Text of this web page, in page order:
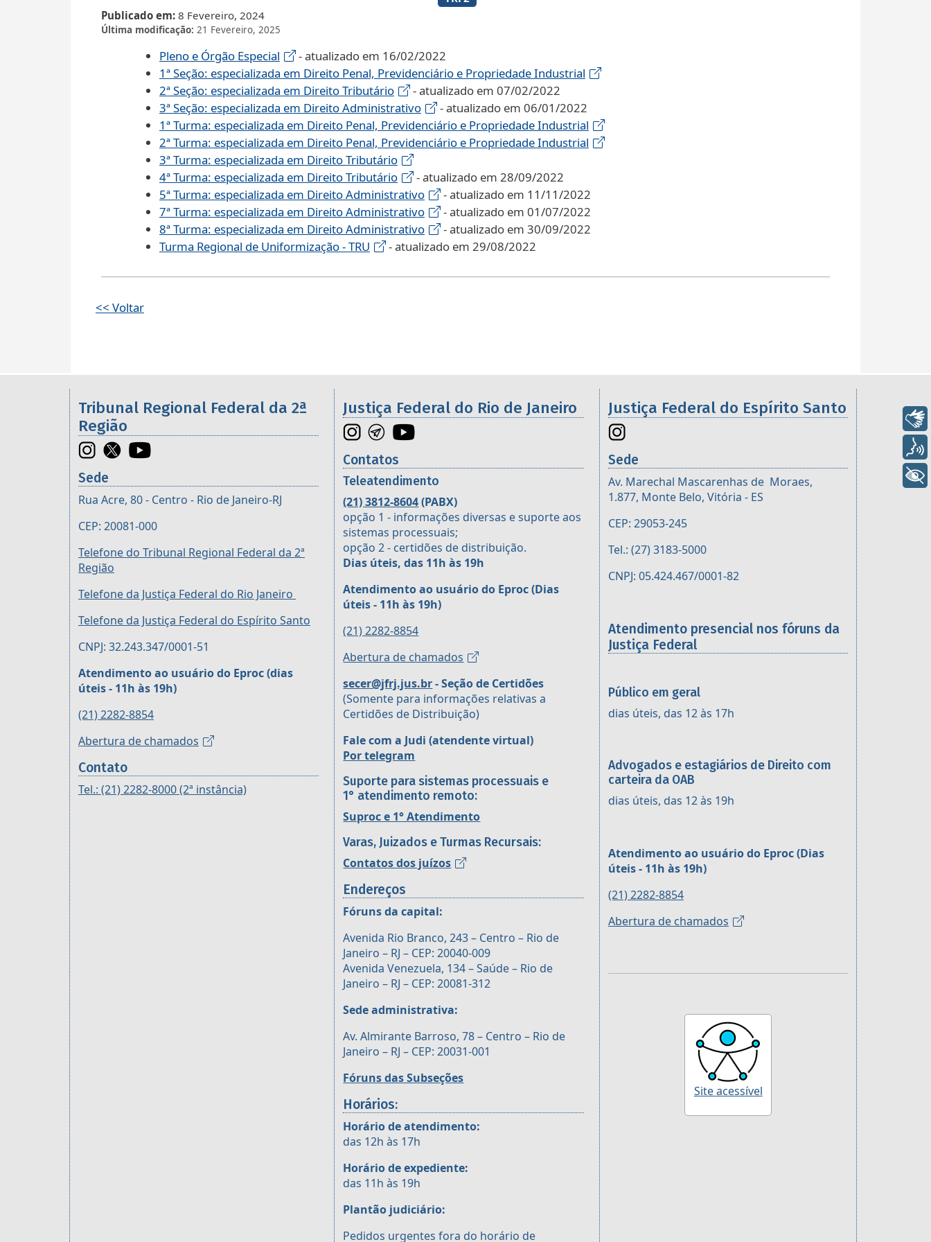
Publicado em 8 Fevereiro, 2024
Última modificação 21 Fevereiro, 2025
Pleno e Órgão Especial
- atualizado em 16/02/2022
1ª Seção: especializada em Direito Penal, Previdenciário e Propriedade Industrial
2ª Seção: especializada em Direito Tributário
- atualizado em 07/02/2022
3ª Seção: especializada em Direito Administrativo
- atualizado em 06/01/2022
1ª Turma: especializada em Direito Penal, Previdenciário e Propriedade Industrial
2ª Turma: especializada em Direito Penal, Previdenciário e Propriedade Industrial
3ª Turma: especializada em Direito Tributário
4ª Turma: especializada em Direito Tributário
- atualizado em 28/09/2022
5ª Turma: especializada em Direito Administrativo
- atualizado em 11/11/2022
7ª Turma: especializada em Direito Administrativo
- atualizado em 01/07/2022
8ª Turma: especializada em Direito Administrativo
- atualizado em 30/09/2022
Turma Regional de Uniformização - TRU
- atualizado em 29/08/2022
<< Voltar
Informações úteis sobre os órgãos da 2ª Região
Tribunal Regional Federal da 2ª
Região
Sede
Rua Acre, 80 - Centro - Rio de Janeiro-RJ
CEP: 20081-000
Telefone do Tribunal Regional Federal da 2ª
Região
Telefone da Justiça Federal do Rio Janeiro
Telefone da Justiça Federal do Espírito Santo
CNPJ: 32.243.347/0001-51
Atendimento ao usuário do Eproc (dias
úteis - 11h às 19h)
(21) 2282-8854
Abertura de chamados
Contato
Tel.: (21) 2282-8000 (2ª instância)
Justiça Federal do Rio de Janeiro
Contatos
Teleatendimento
(21) 3812-8604(PABX)
opção 1 - informações diversas e suporte aos
sistemas processuais;
opção 2 - certidões de distribuição.
Dias úteis, das 11h às 19h
Atendimento ao usuário do Eproc (Dias
úteis - 11h às 19h)
(21) 2282-8854
Abertura de chamados
secer@jfrj.jus.br- Seção de Certidões
(Somente para informações relativas a
Certidões de Distribuição)
Fale com a Judi (atendente virtual)
Por telegram
Suporte para sistemas processuais e
1° atendimento remoto:
Suproc e 1° Atendimento
Varas, Juizados e Turmas Recursais:
Contatos dos juízos
Endereços
Fóruns da capital:
Avenida Rio Branco, 243 – Centro – Rio de
Janeiro – RJ – CEP: 20040-009
Avenida Venezuela, 134 – Saúde – Rio de
Janeiro – RJ – CEP: 20081-312
Sede administrativa:
Av. Almirante Barroso, 78 – Centro – Rio de
Janeiro – RJ – CEP: 20031-001
Fóruns das Subseções
Horários:
Horário de atendimento:
das 12h às 17h
Horário de expediente:
das 11h às 19h
Plantão judiciário:
Pedidos urgentes fora do horário de
Justiça Federal do Espírito Santo
Sede
Av. Marechal Mascarenhas de Moraes,
1.877, Monte Belo, Vitória - ES
CEP: 29053-245
Tel.: (27) 3183-5000
CNPJ: 05.424.467/0001-82
Atendimento presencial nos fóruns da
Justiça Federal
Público em geral
dias úteis, das 12 às 17h
Advogados e estagiários de Direito com
carteira da OAB
dias úteis, das 12 às 19h
Atendimento ao usuário do Eproc (Dias
úteis - 11h às 19h)
(21) 2282-8854
Abertura de chamados
Site acessível
Libras
+ Acessibilidade